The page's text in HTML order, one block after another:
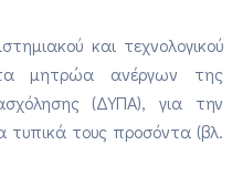
και τεχνολογικού
μητρώα ανέργων της
(ΔΥΠΑ), για την
τους προσόντα (βλ.